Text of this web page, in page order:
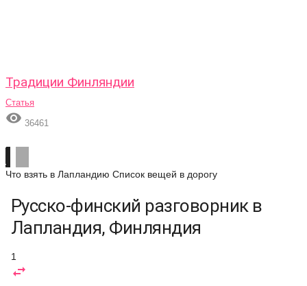
Традиции Финляндии
Статья
 36461
Что взять в Лапландию Список вещей в дорогу
Русско-финский разговорник в
Лапландия, Финляндия
1
